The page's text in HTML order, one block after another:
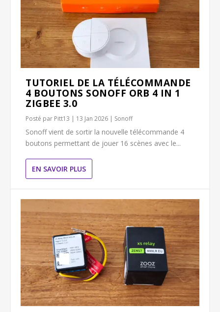
TUTORIEL DE LA TÉLÉCOMMANDE
4 BOUTONS SONOFF ORB 4 IN 1
ZIGBEE 3.0
Posté par Pitt13 | 13 Jan 2026 | Sonoff
Sonoff vient de sortir la nouvelle télécommande 4
boutons permettant de jouer 16 scènes avec le...
EN SAVOIR PLUS